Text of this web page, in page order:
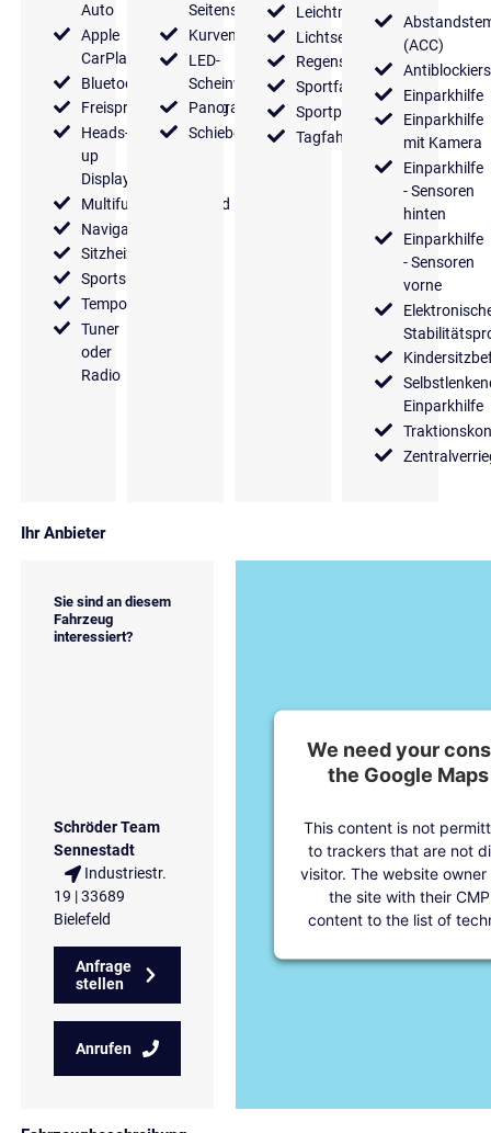
Auto
Apple
CarPlay
Bluetooth
Freisprecheinrichtung
Heads-
up
Display
Multifunktionslenkrad
Navigationssystem
Sitzheizung
Sportsitze
Tempomat
Tuner
oder
Radio
Seitenspiegel
Kurvenlicht
LED-
Scheinwerfer
Panoramadach
Schiebedach
Leichtmetallfelgen
Lichtsensor
Regensensor
Sportfahrwerk
Sportpaket
Tagfahrlicht
(ACC)
Einparkhilfe
Einparkhilfe
mit Kamera
Einparkhilfe
- Sensoren
hinten
Einparkhilfe
- Sensoren
vorne
Einparkhilfe
Ihr Anbieter
Sie sind an diesem
Fahrzeug
interessiert?
Schröder Team
Sennestadt
Industriestr.
19 | 33689
Bielefeld
Anfrage
stellen
Anrufen
We need your
the Google
This content is not
to trackers that are not
visitor. The website
the site with their
content to the list of